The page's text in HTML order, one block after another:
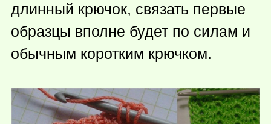
длинный крючок, связать первые
образцы вполне будет по силам и
обычным коротким крючком.